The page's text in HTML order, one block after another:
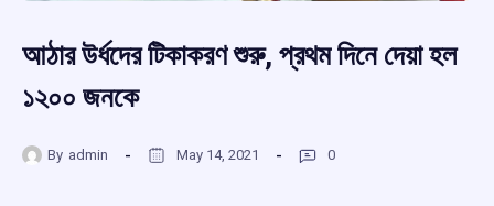
আঠার উর্ধদের টিকাকরণ শুরু, প্রথম দিনে দেয়া হল
১২০০ জনকে
By admin May 14, 2021 0